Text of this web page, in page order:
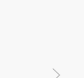
の日 ギフト 贈